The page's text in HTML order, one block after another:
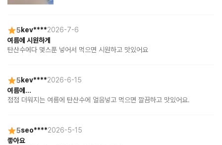
5 kev****2026-7-6
여름에 시원하게
탄산수에다 몇스푼 넣어서 먹으면 시원하고 맛있어요
5 kev****2026-6-15
여름에...
점점 더워지는 여름에 탄산수에 얼음넣고 먹으면 깔끔하고 맛있어요.
5seo****2026-5-15
좋아요